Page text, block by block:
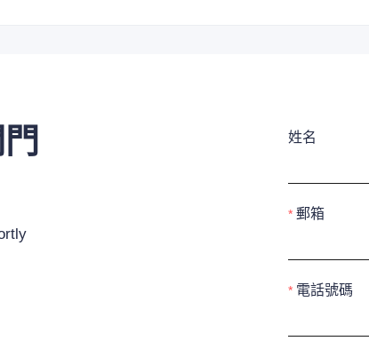
姓名
郵箱
電話號碼